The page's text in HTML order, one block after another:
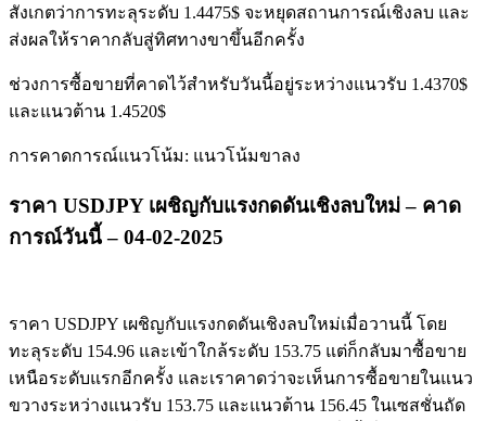
สังเกตว่าการทะลุระดับ 1.4475$ จะหยุดสถานการณ์เชิงลบ และ
ส่งผลให้ราคากลับสู่ทิศทางขาขึ้นอีกครั้ง
ช่วงการซื้อขายที่คาดไว้สำหรับวันนี้อยู่ระหว่างแนวรับ 1.4370$
และแนวต้าน 1.4520$
การคาดการณ์แนวโน้ม: แนวโน้มขาลง
ราคา USDJPY เผชิญกับแรงกดดันเชิงลบใหม่ – คาด
การณ์วันนี้ – 04-02-2025
ราคา USDJPY เผชิญกับแรงกดดันเชิงลบใหม่เมื่อวานนี้ โดย
ทะลุระดับ 154.96 และเข้าใกล้ระดับ 153.75 แต่ก็กลับมาซื้อขาย
เหนือระดับแรกอีกครั้ง และเราคาดว่าจะเห็นการซื้อขายในแนว
ขวางระหว่างแนวรับ 153.75 และแนวต้าน 156.45 ในเซสชั่นถัด